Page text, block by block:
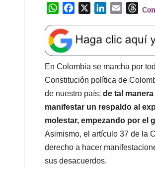
W
a
t
s
A
p
p
e
b
o
o
k
k
e
d
I
n
l
T
e
a
d
s
En Colombia se marcha por
Constitución política de
de nuestro país; de tal
manifestar un respaldo al
molestar, empezando por el
Asimismo, el artículo 37 de la
derecho a hacer
sus desacuerdos.